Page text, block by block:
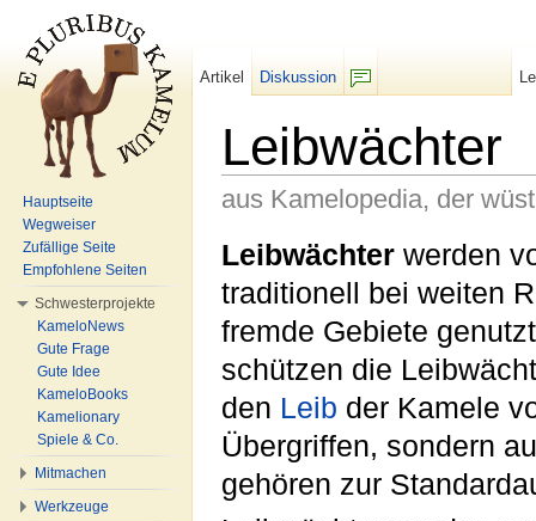
Leibwächter
aus Kamelopedia, der
Leibwächter werden
traditionell bei weiten
fremde Gebiete
schützen die
den Leib der Kamele
Übergriffen, sondern
gehören zur
Artikel
Diskussion
Hauptseite
Wegweiser
Zufällige Seite
Empfohlene Seiten
Schwesterprojekte
KameloNews
Gute Frage
Gute Idee
KameloBooks
Kamelionary
Spiele & Co.
Mitmachen
Werkzeuge